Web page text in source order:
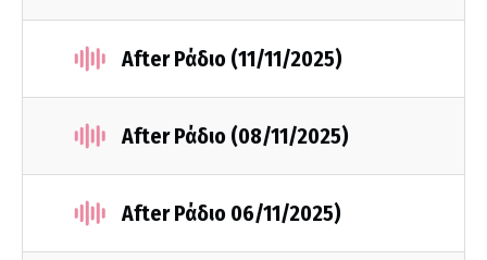
After Ράδιο (11/11/2025)
After Ράδιο (08/11/2025)
After Ράδιο 06/11/2025)